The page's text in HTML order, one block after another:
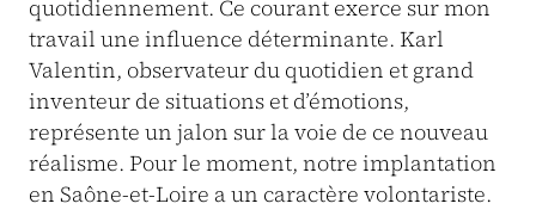
quotidiennement. Ce courant exerce sur mon
travail une influence déterminante. Karl
Valentin, observateur du quotidien et grand
inventeur de situations et d’émotions,
représente un jalon sur la voie de ce nouveau
réalisme. Pour le moment, notre implantation
en Saône-et-Loire a un caractère volontariste.